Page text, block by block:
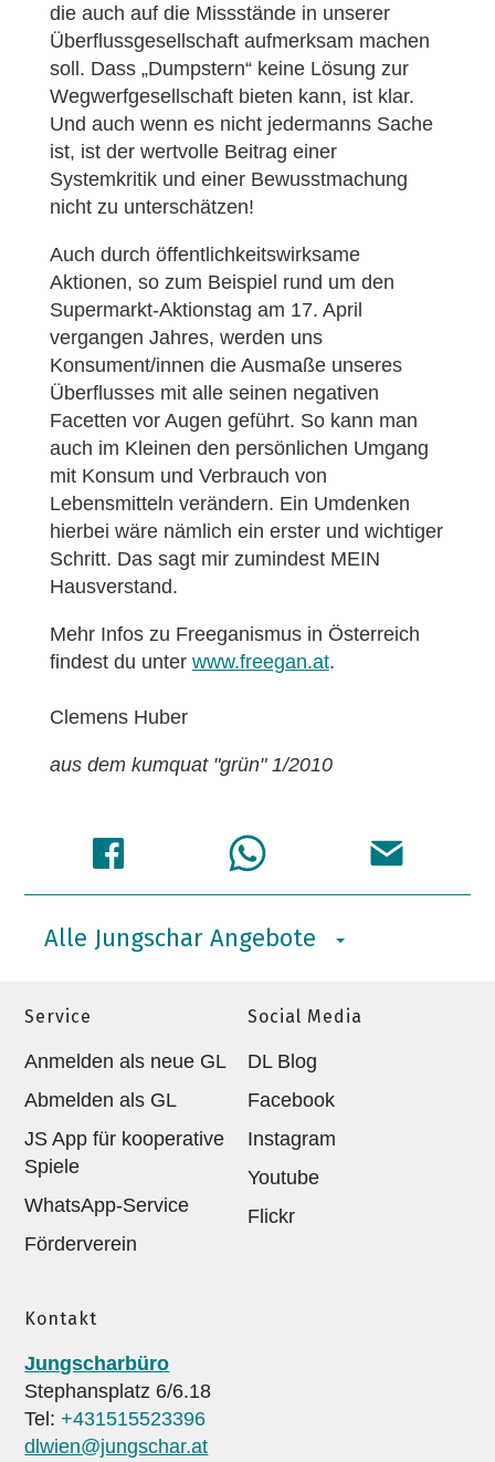
die auch auf die Missstände in unserer
Überflussgesellschaft aufmerksam machen
soll. Dass „Dumpstern“ keine Lösung zur
Wegwerfgesellschaft bieten kann, ist klar.
Und auch wenn es nicht jedermanns Sache
ist, ist der wertvolle Beitrag einer
Systemkritik und einer Bewusstmachung
nicht zu unterschätzen!
Auch durch öffentlichkeitswirksame
Aktionen, so zum Beispiel rund um den
Supermarkt-Aktionstag am 17. April
vergangen Jahres, werden uns
Konsument/innen die Ausmaße unseres
Überflusses mit alle seinen negativen
Facetten vor Augen geführt. So kann man
auch im Kleinen den persönlichen Umgang
mit Konsum und Verbrauch von
Lebensmitteln verändern. Ein Umdenken
hierbei wäre nämlich ein erster und wichtiger
Schritt. Das sagt mir zumindest MEIN
Hausverstand.
Mehr Infos zu Freeganismus in Österreich
findest du unter www.freegan.at.
Clemens Huber
aus dem kumquat "grün" 1/2010
Alle Jungschar Angebote
Service
Anmelden als neue GL
Abmelden als GL
JS App für kooperative
Spiele
WhatsApp-Service
Förderverein
Social Media
DL Blog
Facebook
Instagram
Youtube
Flickr
Kontakt
Jungscharbüro
Stephansplatz 6/6.18
Tel:+431515523396
dlwien@jungschar.at